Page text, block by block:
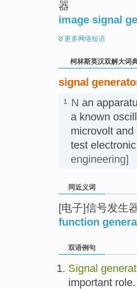
器
image signal
更多网络短语
柯林斯英汉双解大词
signal
1. N an
a known
microvolt
test
engineering]
同近义词
[电子]信号发生
function
双语例句
Signal
important role.